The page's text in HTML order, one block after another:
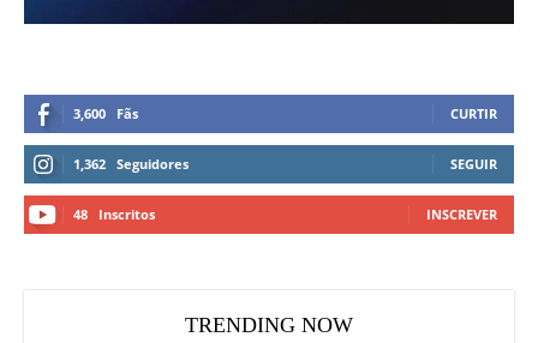
3,600 Fãs CURTIR
1,362 Seguidores SEGUIR
48 Inscritos INSCREVER
TRENDING NOW